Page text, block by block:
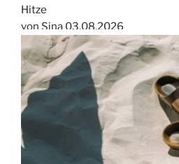
Hitze
von Sina 03.08.2026